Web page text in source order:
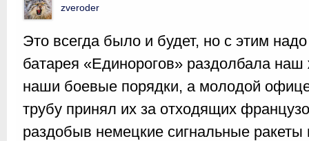
zveroder
Это всегда было и будет, но с этим
батарея «Единорогов» раздолбала
наши боевые порядки, а молодой
трубу принял их за отходящих
раздобыв немецкие сигнальные